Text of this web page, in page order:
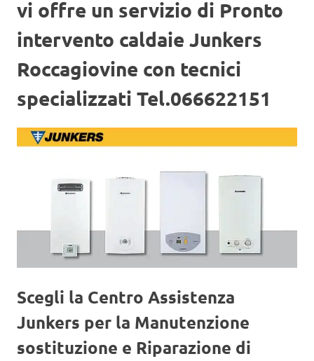
vi offre un servizio di Pronto
intervento caldaie Junkers
Roccagiovine con tecnici
specializzati Tel.066622151
Scegli la Centro Assistenza
Junkers per la Manutenzione
sostituzione e Riparazione di